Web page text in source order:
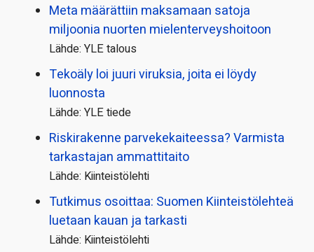
Meta määrättiin maksamaan satoja
miljoonia nuorten mielenterveyshoitoon
Lähde: YLE talous
Tekoäly loi juuri viruksia, joita ei löydy
luonnosta
Lähde: YLE tiede
Riskirakenne parvekekaiteessa? Varmista
tarkastajan ammattitaito
Lähde: Kiinteistölehti
Tutkimus osoittaa: Suomen Kiinteistölehteä
luetaan kauan ja tarkasti
Lähde: Kiinteistölehti